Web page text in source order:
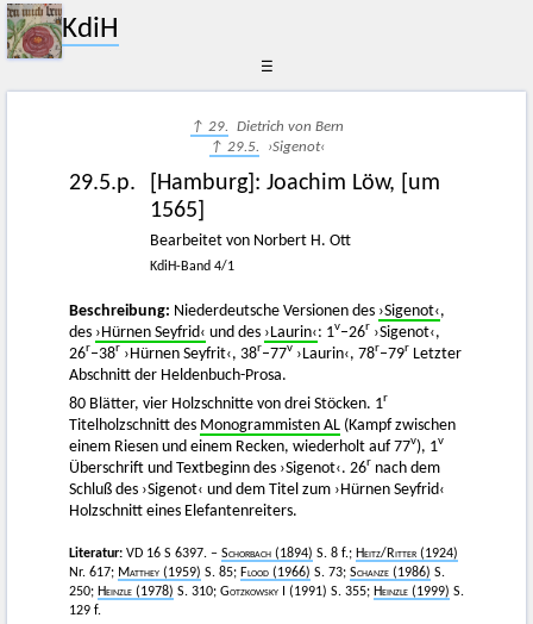
KdiH
☰
↑ 29. Dietrich von Bern
↑ 29.5. ›Sigenot‹
29.5.p. [Hamburg] : Joachim Löw, [um
1565]
Bearbeitet von Norbert H. Ott
KdiH-Band 4/1
Beschreibung: Niederdeutsche Versionen des ›Sigenot‹,
des ›Hürnen Seyfrid‹ und des ›Laurin‹: 1v–26r ›Sigenot‹,
26r–38r ›Hürnen Seyfrit‹, 38r–77v ›Laurin‹, 78r–79r Letzter
Abschnitt der Heldenbuch-Prosa.
80 Blätter, vier Holzschnitte von drei Stöcken. 1r
Titelholzschnitt des Monogrammisten AL (Kampf zwischen
einem Riesen und einem Recken, wiederholt auf 77v), 1v
Überschrift und Textbeginn des ›Sigenot‹. 26r nach dem
Schluß des ›Sigenot‹ und dem Titel zum ›Hürnen Seyfrid‹
Holzschnitt eines Elefantenreiters.
Literatur: VD 16 S 6397. – Schorbach (1894) S. 8 f.; Heitz/ Ritter (1924)
Nr. 617; Matthey (1959) S. 85; Flood (1966) S. 73; Schanze (1986) S.
250; Heinzle (1978) S. 310; Gotzkowsky I (1991) S. 355; Heinzle (1999) S.
129 f.